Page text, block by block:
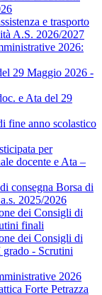
e trasporto
A.S. 2026/2027
2026:
29 Maggio 2026 -
e Ata del 29
fine anno scolastico
per
docente e Ata –
consegna Borsa di
2025/2026
dei Consigli di
finali
dei Consigli di
grado - Scrutini
2026
Forte Petrazza